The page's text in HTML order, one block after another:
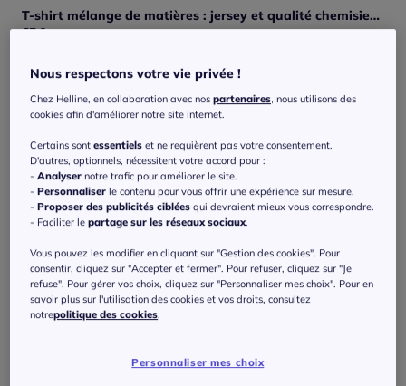
T-shirt mélange de matières : jersey et qualité chemisier tissée
65€
Nous respectons votre vie privée !
Chez Helline, en collaboration avec nospartenaires, nous utilisons des
cookies afin d'améliorer notre site internet.
Certains sontessentiels et ne requièrent pas votre consentement.
D'autres, optionnels, nécessitent votre accord pour :
-Analyser notre trafic pour améliorer le site.
-Personnaliser le contenu pour vous offrir une expérience sur mesure.
-Proposer des publicités ciblées qui devraient mieux vous correspondre.
- Faciliter lepartage sur les réseaux sociaux.
Vous pouvez les modifier en cliquant sur "Gestion des cookies". Pour
consentir, cliquez sur "Accepter et fermer". Pour refuser, cliquez sur "Je
refuse". Pour gérer vos choix, cliquez sur "Personnaliser mes choix". Pour en
savoir plus sur l'utilisation des cookies et vos droits, consultez
notrepolitique des cookies.
Personnaliser mes choix